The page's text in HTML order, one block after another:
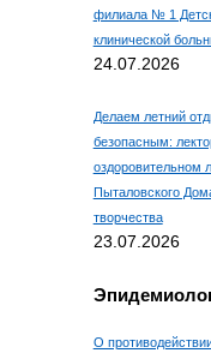
филиала № 1
клинической
24.07.2026
Делаем летний
безопасным:
оздоровительном
Пыталовского
творчества
23.07.2026
О